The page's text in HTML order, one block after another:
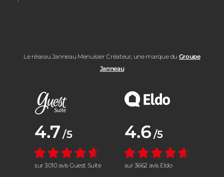
Le réseau Janneau Menuisier Créateur, une marque du Groupe
Janneau
Note moyenne :
4.7 /5
sur 3010 avis Guest Suite
Note moyenne :
4.6 /5
sur 3662 avis Eldo